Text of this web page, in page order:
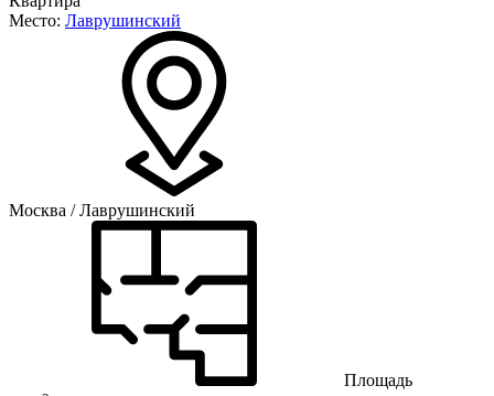
Место: Лаврушинский
Москва / Лаврушинский
Площадь